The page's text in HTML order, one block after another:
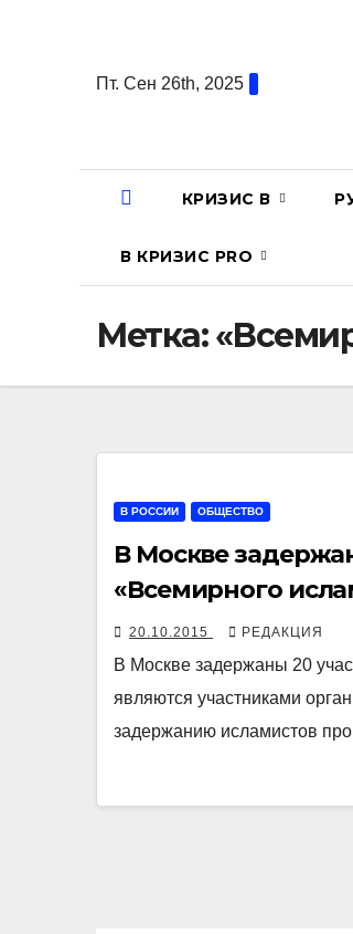
содержаниюПт. Сен 26th, 2025
КРИЗИС В
В КРИЗИС PRO
Метка:
В РОССИИ ОБЩЕСТВО
В Москве
«Всемирного
20.10.2015 РЕДАКЦИЯ
В Москве задержаны 20
являются участниками
задержанию исламистов